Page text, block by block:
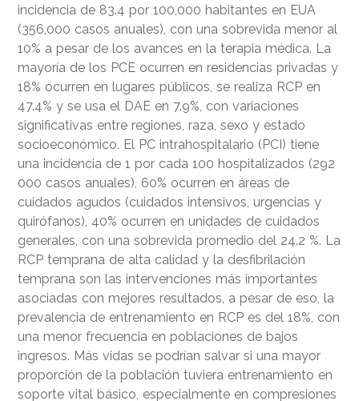
incidencia de 83.4 por 100,000 habitantes en EUA
(356,000 casos anuales), con una sobrevida menor al
10% a pesar de los avances en la terapia médica. La
mayoría de los PCE ocurren en residencias privadas y
18% ocurren en lugares públicos, se realiza RCP en
47.4% y se usa el DAE en 7.9%, con variaciones
significativas entre regiones, raza, sexo y estado
socioeconómico. El PC intrahospitalario (PCI) tiene
una incidencia de 1 por cada 100 hospitalizados (292
000 casos anuales), 60% ocurren en áreas de
cuidados agudos (cuidados intensivos, urgencias y
quirófanos), 40% ocurren en unidades de cuidados
generales, con una sobrevida promedio del 24.2 %. La
RCP temprana de alta calidad y la desfibrilación
temprana son las intervenciones más importantes
asociadas con mejores resultados, a pesar de eso, la
prevalencia de entrenamiento en RCP es del 18%, con
una menor frecuencia en poblaciones de bajos
ingresos. Más vidas se podrían salvar si una mayor
proporción de la población tuviera entrenamiento en
soporte vital básico, especialmente en compresiones